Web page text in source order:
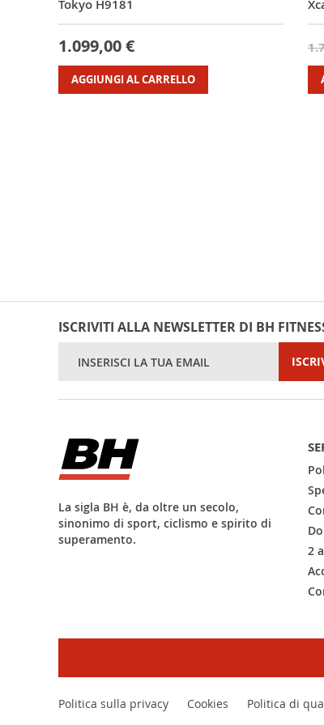
Tokyo H9181
1.099,00 €
AGGIUNGI AL CARRELLO
ISCRIVITI ALLA NEWSLETTER DI BH
Newsletter:
La sigla BH è, da oltre un secolo,
sinonimo di sport, ciclismo e spirito di
superamento.
2
Politica sulla privacy Cookies Politica di